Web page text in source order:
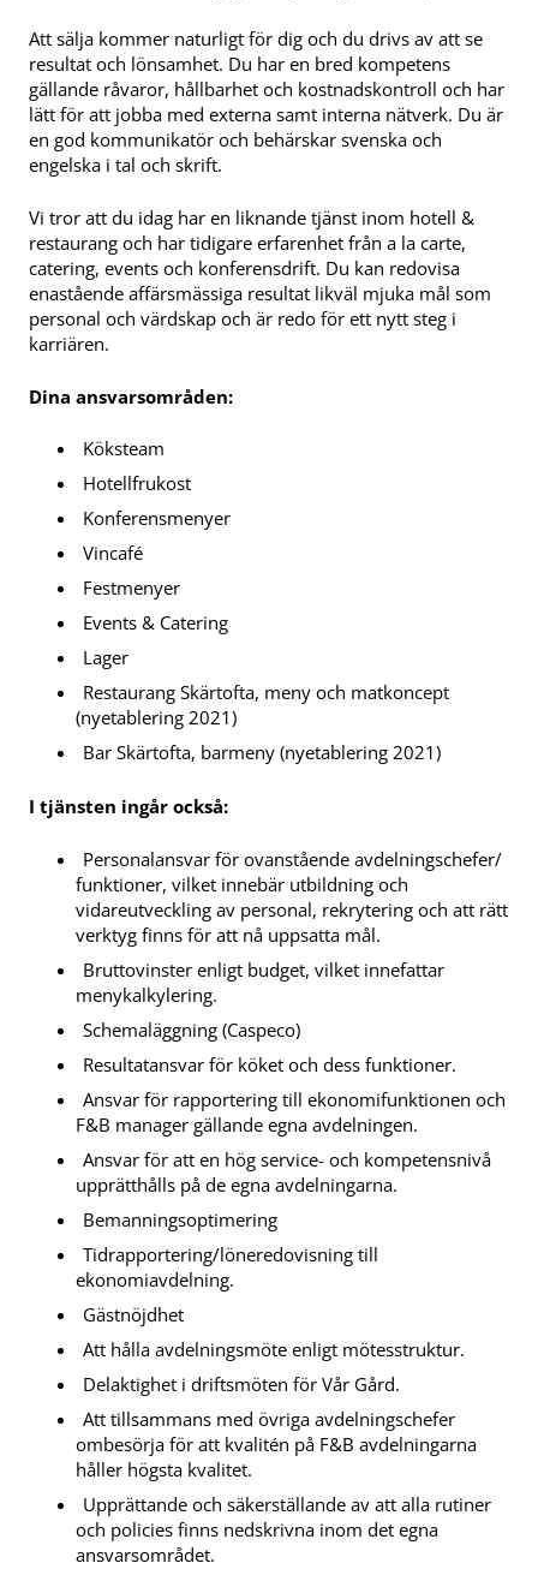
Att sälja kommer naturligt för dig och du drivs av att se
resultat och lönsamhet. Du har en bred kompetens
gällande råvaror, hållbarhet och kostnadskontroll och har
lätt för att jobba med externa samt interna nätverk. Du är
en god kommunikatör och behärskar svenska och
engelska i tal och skrift.
Vi tror att du idag har en liknande tjänst inom hotell &
restaurang och har tidigare erfarenhet från a la carte,
catering, events och konferensdrift. Du kan redovisa
enastående affärsmässiga resultat likväl mjuka mål som
personal och värdskap och är redo för ett nytt steg i
karriären.
Dina ansvarsområden:
Köksteam
Hotellfrukost
Konferensmenyer
Vincafé
Festmenyer
Events & Catering
Lager
Restaurang Skärtofta, meny och matkoncept
(nyetablering 2021)
Bar Skärtofta, barmeny (nyetablering 2021)
I tjänsten ingår också:
Personalansvar för ovanstående avdelningschefer/
funktioner, vilket innebär utbildning och
vidareutveckling av personal, rekrytering och att rätt
verktyg finns för att nå uppsatta mål.
Bruttovinster enligt budget, vilket innefattar
menykalkylering.
Schemaläggning (Caspeco)
Resultatansvar för köket och dess funktioner.
Ansvar för rapportering till ekonomifunktionen och
F&B manager gällande egna avdelningen.
Ansvar för att en hög service- och kompetensnivå
upprätthålls på de egna avdelningarna.
Bemanningsoptimering
Tidrapportering/löneredovisning till
ekonomiavdelning.
Gästnöjdhet
Att hålla avdelningsmöte enligt mötesstruktur.
Delaktighet i driftsmöten för Vår Gård.
Att tillsammans med övriga avdelningschefer
ombesörja för att kvalitén på F&B avdelningarna
håller högsta kvalitet.
Upprättande och säkerställande av att alla rutiner
och policies finns nedskrivna inom det egna
ansvarsområdet.